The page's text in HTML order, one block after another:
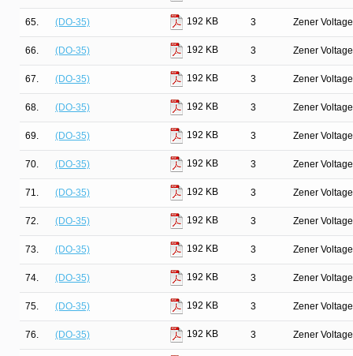
65. (DO-35) 192 KB 3 Zener
66. (DO-35) 192 KB 3 Zener
67. (DO-35) 192 KB 3 Zener
68. (DO-35) 192 KB 3 Zener
69. (DO-35) 192 KB 3 Zener
70. (DO-35) 192 KB 3 Zener
71. (DO-35) 192 KB 3 Zener
72. (DO-35) 192 KB 3 Zener
73. (DO-35) 192 KB 3 Zener
74. (DO-35) 192 KB 3 Zener
75. (DO-35) 192 KB 3 Zener
76. (DO-35) 192 KB 3 Zener